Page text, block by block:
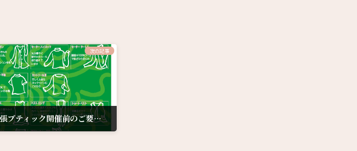
次の記事
施設様より出張ブティック開催前のご要望を頂きました。